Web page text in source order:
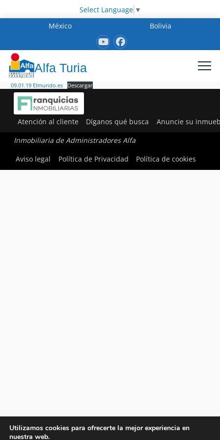
Select Language ▼
México
Bolivia
Alfa Turia
09.01.19 Elmundo.es Descargar
Atención al cliente Díganos qué busca Anuncie su
Inmobiliaria de Administradores Alfa
Aviso legal
Política de Privacidad Política de cookies
Utilizamos cookies para ofrecerte la mejor experiencia en
nuestra web.